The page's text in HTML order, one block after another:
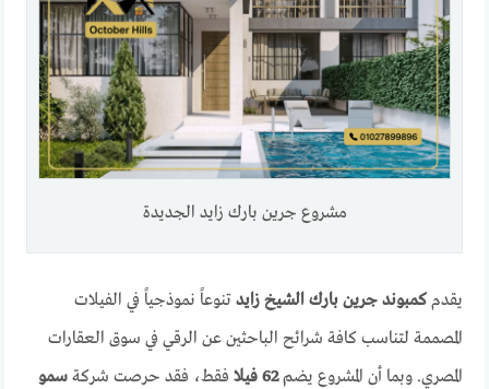
مشروع جرين بارك زايد الجديدة
يقدمكمبوند جرين بارك الشيخ زايد تنوعاً نموذجياً في الفيلات
المصممة لتناسب كافة شرائح الباحثين عن الرقي في سوق العقارات
المصري. وبما أن المشروع يضم62 فيلا فقط، فقد حرصت شركةسمو